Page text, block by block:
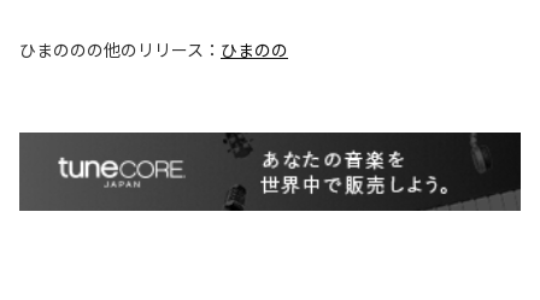
ひまののの他のリリース： ひまのの